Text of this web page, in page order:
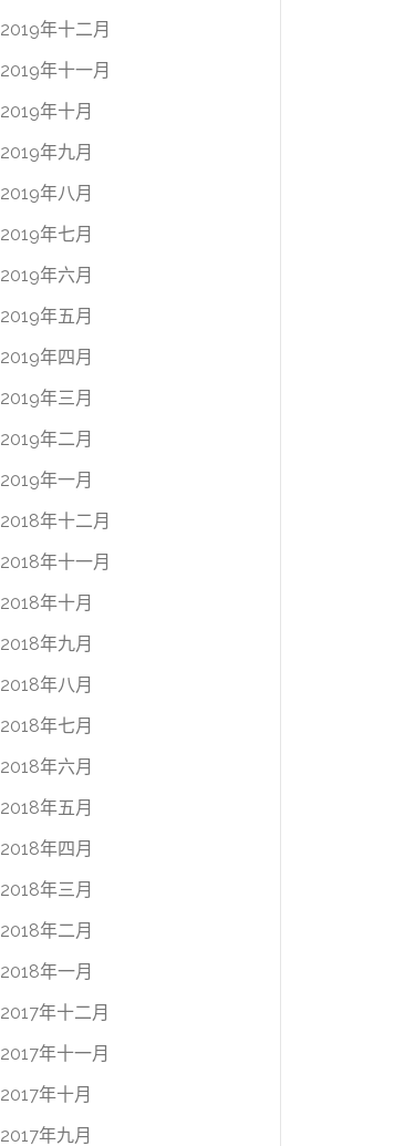
2019年十二月
2019年十一月
2019年十月
2019年九月
2019年八月
2019年七月
2019年六月
2019年五月
2019年四月
2019年三月
2019年二月
2019年一月
2018年十二月
2018年十一月
2018年十月
2018年九月
2018年八月
2018年七月
2018年六月
2018年五月
2018年四月
2018年三月
2018年二月
2018年一月
2017年十二月
2017年十一月
2017年十月
2017年九月